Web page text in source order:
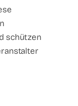
schützen